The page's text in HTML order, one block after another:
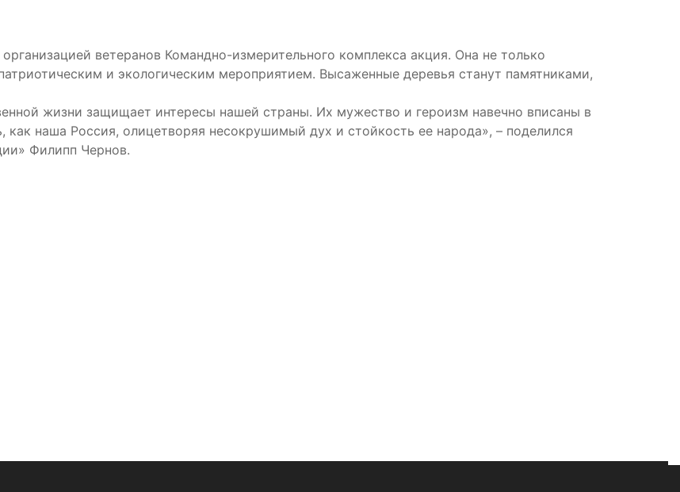
ветеранов Командно-измерительного комплекса акция. Она не только
и экологическим мероприятием. Высаженные деревья станут памятниками,
жизни защищает интересы нашей страны. Их мужество и героизм навечно вписаны в
как наша Россия, олицетворяя несокрушимый дух и стойкость ее народа», – поделился
Филипп Чернов.